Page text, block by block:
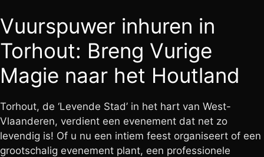
Vuurspuwer inhuren in
Torhout: Breng Vurige
Magie naar het Houtland
Torhout, de ‘Levende Stad’ in het hart van West-
Vlaanderen, verdient een evenement dat net zo
levendig is! Of u nu een intiem feest organiseert of een
grootschalig evenement plant, een professionele